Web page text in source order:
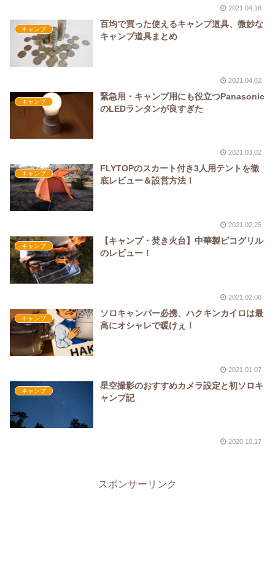
2021.04.16
キャンプ
百均で買った使えるキャンプ道具、微妙な
キャンプ道具まとめ
2021.04.02
キャンプ
緊急用・キャンプ用にも役立つPanasonic
のLEDランタンが良すぎた
2021.03.02
キャンプ
FLYTOPのスカート付き3人用テントを徹
底レビュー＆設営方法！
2021.02.25
キャンプ
【キャンプ・焚き火台】中華製ピコグリル
のレビュー！
2021.02.06
キャンプ
ソロキャンパー必携、ハクキンカイロは最
高にオシャレで暖けぇ！
2021.01.07
キャンプ
星空撮影のおすすめカメラ設定と初ソロキ
ャンプ記
2020.10.17
スポンサーリンク